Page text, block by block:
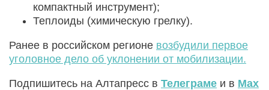
компактный инструмент);
Теплоиды (химическую грелку).
Ранее в российском регионе возбудили первое
уголовное дело об уклонении от мобилизации.
Подпишитесь на Алтапресс в Телеграме и в Max